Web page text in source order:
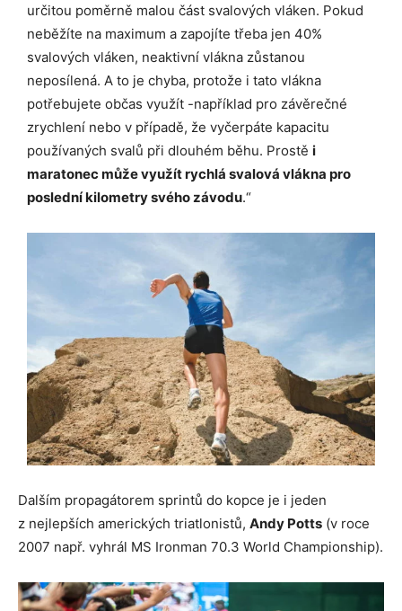
určitou poměrně malou část svalových vláken. Pokud
neběžíte na maximum a zapojíte třeba jen 40%
svalových vláken, neaktivní vlákna zůstanou
neposílená. A to je chyba, protože i tato vlákna
potřebujete občas využít -například pro závěrečné
zrychlení nebo v případě, že vyčerpáte kapacitu
používaných svalů při dlouhém běhu. Prostě i
maratonec může využít rychlá svalová vlákna pro
poslední kilometry svého závodu.“
Dalším propagátorem sprintů do kopce je i jeden
z nejlepších amerických triatlonistů, Andy Potts (v roce
2007 např. vyhrál MS Ironman 70.3 World Championship).